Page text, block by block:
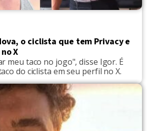
o ciclista que tem Privacy e
X
meu taco no jogo", disse Igor. É
do ciclista em seu perfil no X.